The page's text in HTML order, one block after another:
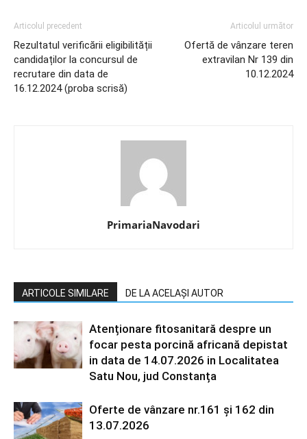
Articolul precedent
Rezultatul verificării eligibilității
candidaților la concursul de
recrutare din data de
16.12.2024 (proba scrisă)
Articolul următor
Ofertă de vânzare teren
extravilan Nr 139 din
10.12.2024
PrimariaNavodari
ARTICOLE SIMILARE DE LA ACELAȘI AUTOR
Atenționare fitosanitară despre un
focar pesta porcină africană depistat
in data de 14.07.2026 in Localitatea
Satu Nou, jud Constanța
Oferte de vânzare nr.161 și 162 din
13.07.2026